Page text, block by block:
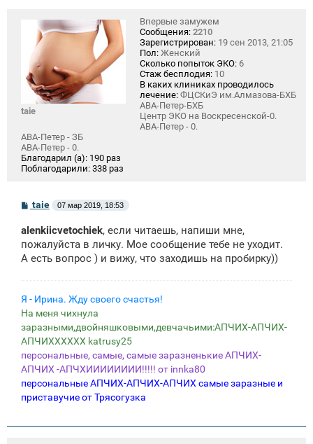
taie
Впервые замужем
Сообщения: 2210
Зарегистрирован: 19 сен 2013, 21:05
Пол: Женский
Сколько попыток ЭКО: 6
Стаж бесплодия: 10
В каких клиниках проводилось
лечение: ФЦСКиЭ им.Алмазова-БХБ
АВА-Петер-БХБ
Центр ЭКО на Воскресенской-0.
АВА-Петер - 0.
АВА-Петер - ЗБ
АВА-Петер - 0.
Благодарил (а): 190 раз
Поблагодарили: 338 раз
С
о
б
щ
н
taie 07 мар 2019, 18:53
alenkiicvetochiek, если читаешь, напиши мне,
пожалуйста в личку. Мое сообщение тебе не уходит.
А есть вопрос ) и вижу, что заходишь на пробирку))
Я - Ирина. Жду своего счастья!
На меня чихнула
заразными,двойняшковыми,девчачьими:АПЧИХ-АПЧИХ-
АПЧИХХХХХХ katrusy25
персональные, самые, самые заразненькие АПЧИХ-
АПЧИХ -АПЧХИИИИИИИИ!!!!! от innka80
персональные АПЧИХ-АПЧИХ-АПЧИХ самые заразные и
приставучие от Трясогузка